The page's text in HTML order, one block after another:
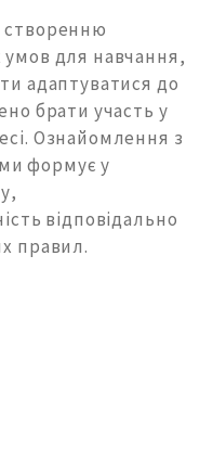
створенню
для навчання,
адаптуватися до
брати участь у
Ознайомлення з
формує у
відповідально
правил.